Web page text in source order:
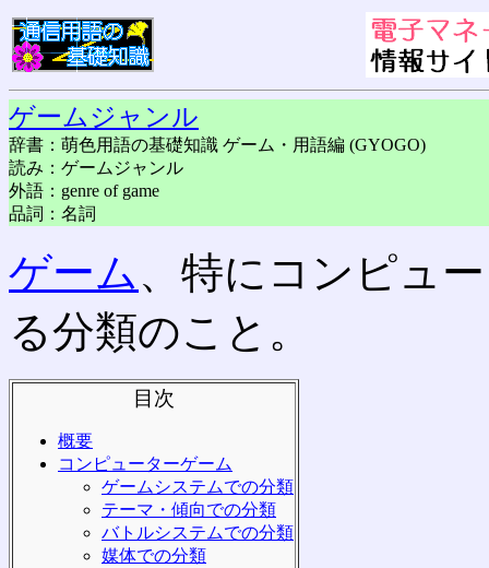
ゲームジャンル
辞書：萌色用語の基礎知識 ゲーム・用語編 (GYOGO)
読み：ゲームジャンル
外語：genre of game
品詞：名詞
ゲーム、特にコンピュ
る分類のこと。
目次
概要
コンピューターゲーム
ゲームシステムでの分類
テーマ・傾向での分類
バトルシステムでの分類
媒体での分類